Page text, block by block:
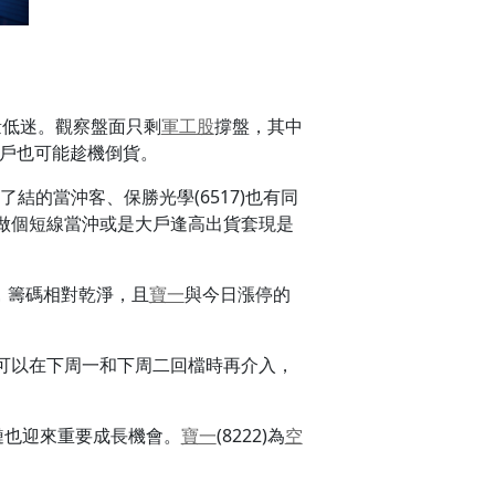
迷。觀察盤面只剩軍工股撐盤，其中
可能趁機倒貨。
結的當沖客、保勝光學(6517)也有同
個短線當沖或是大戶逢高出貨套現是
碼相對乾淨，且寶一與今日漲停的
在下周一和下周二回檔時再介入，
迎來重要成長機會。 寶一(8222)為空